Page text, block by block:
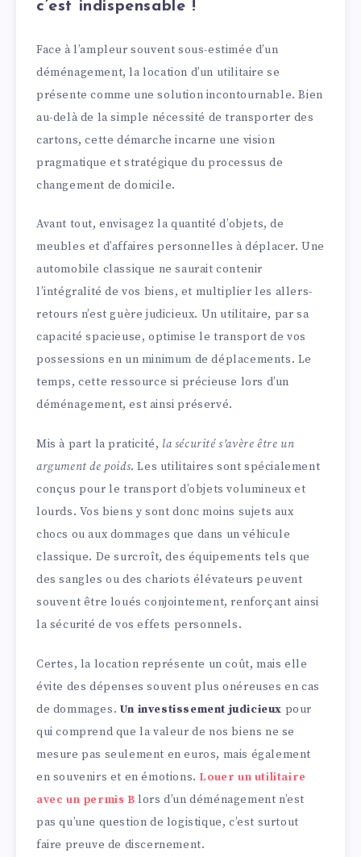
c’est indispensable !
Face à l’ampleur souvent sous-estimée d’un
déménagement, la location d’un utilitaire se
présente comme une solution incontournable. Bien
au-delà de la simple nécessité de transporter des
cartons, cette démarche incarne une vision
pragmatique et stratégique du processus de
changement de domicile.
Avant tout, envisagez la quantité d’objets, de
meubles et d’affaires personnelles à déplacer. Une
automobile classique ne saurait contenir
l’intégralité de vos biens, et multiplier les allers-
retours n’est guère judicieux. Un utilitaire, par sa
capacité spacieuse, optimise le transport de vos
possessions en un minimum de déplacements. Le
temps, cette ressource si précieuse lors d’un
déménagement, est ainsi préservé.
Mis à part la praticité, la sécurité s’avère être un
argument de poids. Les utilitaires sont spécialement
conçus pour le transport d’objets volumineux et
lourds. Vos biens y sont donc moins sujets aux
chocs ou aux dommages que dans un véhicule
classique. De surcroît, des équipements tels que
des sangles ou des chariots élévateurs peuvent
souvent être loués conjointement, renforçant ainsi
la sécurité de vos effets personnels.
Certes, la location représente un coût, mais elle
évite des dépenses souvent plus onéreuses en cas
de dommages. Un investissement judicieux pour
qui comprend que la valeur de nos biens ne se
mesure pas seulement en euros, mais également
en souvenirs et en émotions. Louer un utilitaire
avec un permis B lors d’un déménagement n’est
pas qu’une question de logistique, c’est surtout
faire preuve de discernement.